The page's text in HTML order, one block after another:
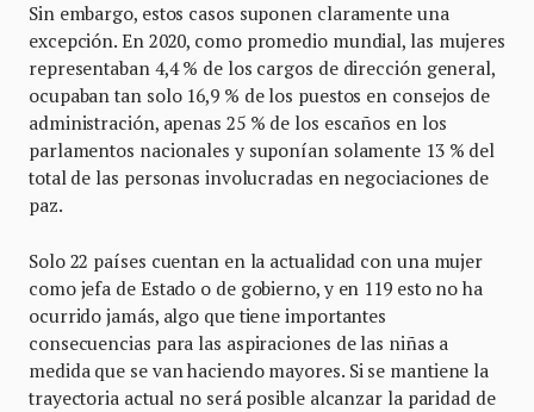
Sin embargo, estos casos suponen claramente una
excepción. En 2020, como promedio mundial, las mujeres
representaban 4,4 % de los cargos de dirección general,
ocupaban tan solo 16,9 % de los puestos en consejos de
administración, apenas 25 % de los escaños en los
parlamentos nacionales y suponían solamente 13 % del
total de las personas involucradas en negociaciones de
paz.
Solo 22 países cuentan en la actualidad con una mujer
como jefa de Estado o de gobierno, y en 119 esto no ha
ocurrido jamás, algo que tiene importantes
consecuencias para las aspiraciones de las niñas a
medida que se van haciendo mayores. Si se mantiene la
trayectoria actual no será posible alcanzar la paridad de